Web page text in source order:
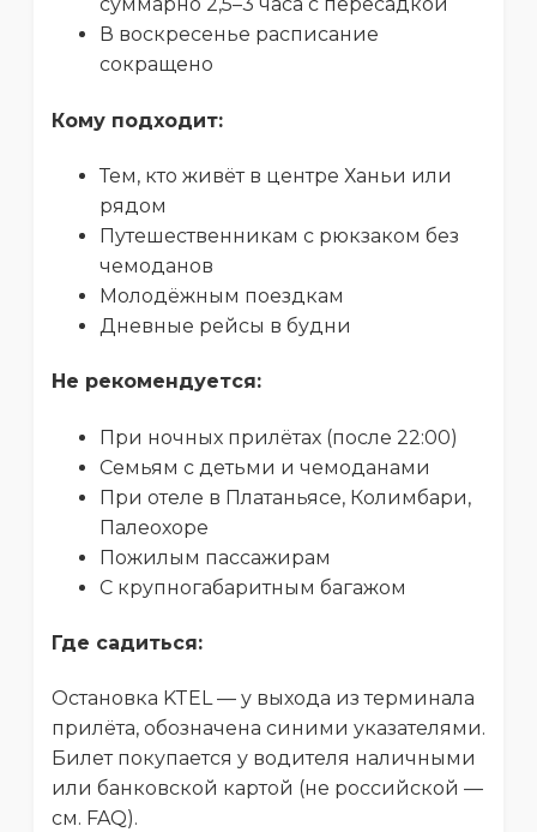
суммарно 2,5–3 часа с пересадкой
В воскресенье расписание
сокращено
Кому подходит:
Тем, кто живёт в центре Ханьи или
рядом
Путешественникам с рюкзаком без
чемоданов
Молодёжным поездкам
Дневные рейсы в будни
Не рекомендуется:
При ночных прилётах (после 22:00)
Семьям с детьми и чемоданами
При отеле в Платаньясе, Колимбари,
Палеохоре
Пожилым пассажирам
С крупногабаритным багажом
Где садиться:
Остановка KTEL — у выхода из терминала
прилёта, обозначена синими указателями.
Билет покупается у водителя наличными
или банковской картой (не российской —
см. FAQ).